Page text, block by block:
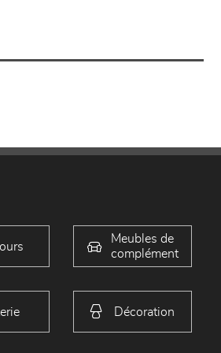
Meubles de
complément
Décoration